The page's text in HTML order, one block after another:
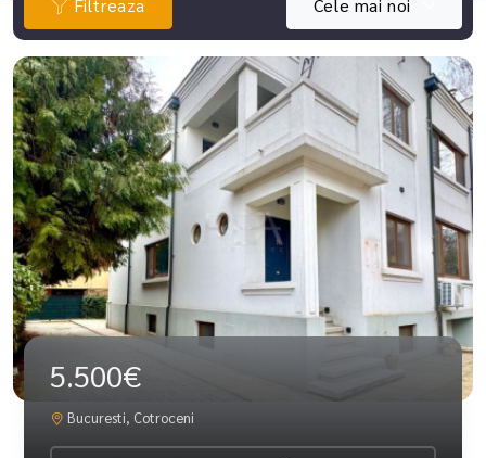
Filtreaza Cele mai noi
5.500€
Bucuresti, Cotroceni